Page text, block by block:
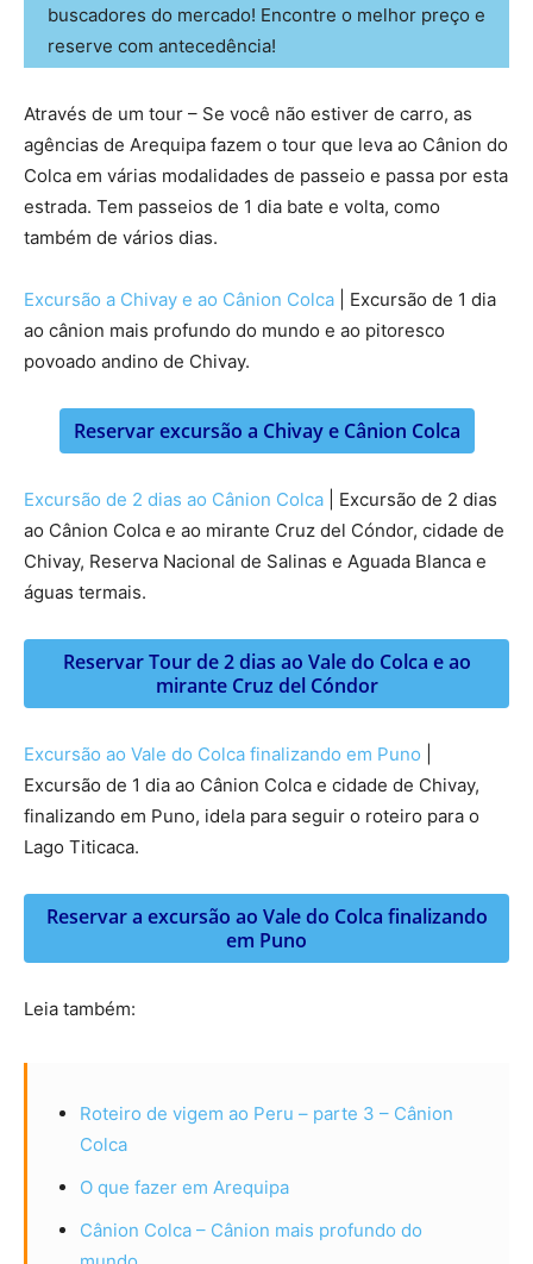
buscadores do mercado! Encontre o melhor preço e
reserve com antecedência!
Através de um tour – Se você não estiver de carro, as
agências de Arequipa fazem o tour que leva ao Cânion do
Colca em várias modalidades de passeio e passa por esta
estrada. Tem passeios de 1 dia bate e volta, como
também de vários dias.
Excursão a Chivay e ao Cânion Colca | Excursão de 1 dia
ao cânion mais profundo do mundo e ao pitoresco
povoado andino de Chivay.
Reservar excursão a Chivay e Cânion Colca
Excursão de 2 dias ao Cânion Colca | Excursão de 2 dias
ao Cânion Colca e ao mirante Cruz del Cóndor, cidade de
Chivay, Reserva Nacional de Salinas e Aguada Blanca e
águas termais.
Reservar Tour de 2 dias ao Vale do Colca e ao
mirante Cruz del Cóndor
Excursão ao Vale do Colca finalizando em Puno
Excursão de 1 dia ao Cânion Colca e cidade de Chivay,
finalizando em Puno, idela para seguir o roteiro para o
Lago Titicaca.
Reservar a excursão ao Vale do Colca finalizando
em Puno
Leia também:
Roteiro de vigem ao Peru – parte 3 – Cânion
Colca
O que fazer em Arequipa
Cânion Colca – Cânion mais profundo do